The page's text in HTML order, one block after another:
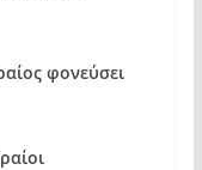
φονεύσει